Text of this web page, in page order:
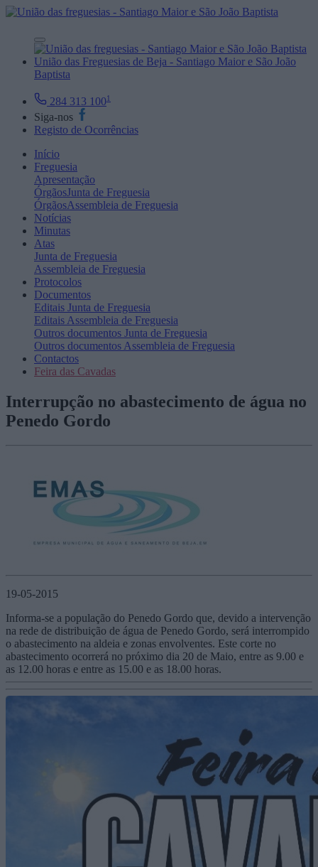
União das Freguesias de Beja - Santiago Maior e São João
Baptista
284 313 1001
Siga-nos
Registo de Ocorrências
Início
Freguesia
Apresentação
ÓrgãosJunta de Freguesia
ÓrgãosAssembleia de Freguesia
Notícias
Minutas
Atas
Junta de Freguesia
Assembleia de Freguesia
Protocolos
Documentos
Editais Junta de Freguesia
Editais Assembleia de Freguesia
Outros documentos Junta de Freguesia
Outros documentos Assembleia de Freguesia
Contactos
Feira das Cavadas
Interrupção no abastecimento de água no
Penedo Gordo
19-05-2015
Informa-se a população do Penedo Gordo que, devido a intervenção
na rede de distribuição de água de Penedo Gordo, será interrompido
o abastecimento na aldeia e zonas envolventes. Este corte no
abastecimento ocorrerá no próximo dia 20 de Maio, entre as 9.00 e
as 12.00 horas e entre as 15.00 e as 18.00 horas.